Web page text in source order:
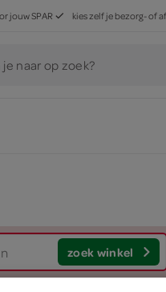
jouw SPAR kies zelf je bezorg- of
naar op zoek?
zoek winkel